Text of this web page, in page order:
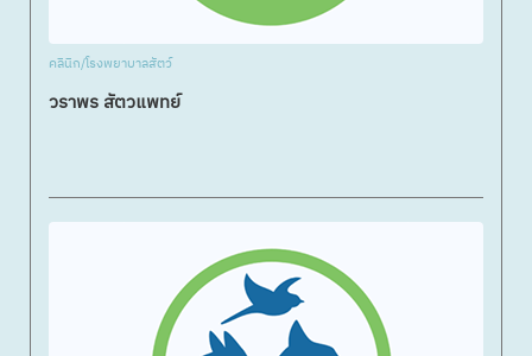
คลินิก/โรงพยาบาลสัตว์
วราพร สัตวแพทย์